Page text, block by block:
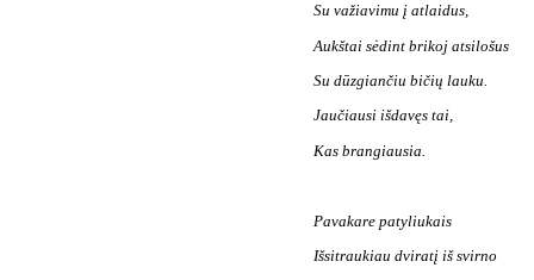
Su važiavimu į atlaidus,
Aukštai sėdint brikoj atsilošus
Su dūzgiančiu bičių lauku.
Jaučiausi išdavęs tai,
Kas brangiausia.
Pavakare patyliukais
Išsitraukiau dviratį iš svirno